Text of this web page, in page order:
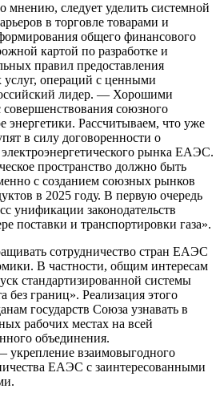
мнению, следует уделить системной
в торговле товарами и
общего финансового
картой по разработке и
правил предоставления
услуг, операций с ценными
лидер. — Хорошими
союзного
энергетики. Рассчитываем, что уже
в силу договоренности о
рынка ЕАЭС.
пространство должно быть
с созданием союзных рынков
в 2025 году. В первую очередь
унификации законодательств
поставки и транспортировки газа».
сотрудничество стран ЕАЭС
В частности, общим интересам
стандартизированной системы
без границ». Реализация этого
государств Союза узнавать в
рабочих местах на всей
объединения.
взаимовыгодного
ЕАЭС с заинтересованными